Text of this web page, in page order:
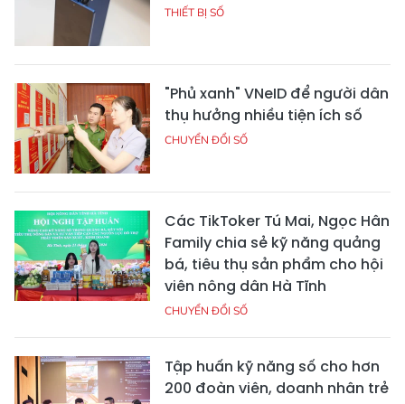
THIẾT BỊ SỐ
"Phủ xanh" VNeID để người dân
thụ hưởng nhiều tiện ích số
CHUYỂN ĐỔI SỐ
Các TikToker Tú Mai, Ngọc Hân
Family chia sẻ kỹ năng quảng
bá, tiêu thụ sản phẩm cho hội
viên nông dân Hà Tĩnh
CHUYỂN ĐỔI SỐ
Tập huấn kỹ năng số cho hơn
200 đoàn viên, doanh nhân trẻ